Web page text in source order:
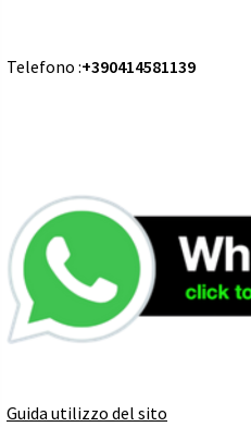
Telefono :+390414581139
Guida utilizzo del sito